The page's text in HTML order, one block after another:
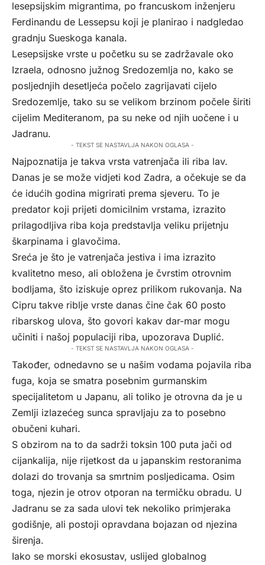
lesepsijskim migrantima, po francuskom inženjeru
Ferdinandu de Lessepsu koji je planirao i nadgledao
gradnju Sueskoga kanala.
Lesepsijske vrste u početku su se zadržavale oko
Izraela, odnosno južnog Sredozemlja no, kako se
posljednjih desetljeća počelo zagrijavati cijelo
Sredozemlje, tako su se velikom brzinom počele širiti
cijelim Mediteranom, pa su neke od njih uočene i u
Jadranu.
- TEKST SE NASTAVLJA NAKON OGLASA -
Najpoznatija je takva vrsta vatrenjača ili riba lav.
Danas je se može vidjeti kod Zadra, a očekuje se da
će idućih godina migrirati prema sjeveru. To je
predator koji prijeti domicilnim vrstama, izrazito
prilagodljiva riba koja predstavlja veliku prijetnju
škarpinama i glavočima.
Sreća je što je vatrenjača jestiva i ima izrazito
kvalitetno meso, ali obložena je čvrstim otrovnim
bodljama, što iziskuje oprez prilikom rukovanja. Na
Cipru takve riblje vrste danas čine čak 60 posto
ribarskog ulova, što govori kakav dar-mar mogu
učiniti i našoj populaciji riba, upozorava Duplić.
- TEKST SE NASTAVLJA NAKON OGLASA -
Također, odnedavno se u našim vodama pojavila riba
fuga, koja se smatra posebnim gurmanskim
specijalitetom u Japanu, ali toliko je otrovna da je u
Zemlji izlazećeg sunca spravljaju za to posebno
obučeni kuhari.
S obzirom na to da sadrži toksin 100 puta jači od
cijankalija, nije rijetkost da u japanskim restoranima
dolazi do trovanja sa smrtnim posljedicama. Osim
toga, njezin je otrov otporan na termičku obradu. U
Jadranu se za sada ulovi tek nekoliko primjeraka
godišnje, ali postoji opravdana bojazan od njezina
širenja.
Iako se morski ekosustav, uslijed globalnog